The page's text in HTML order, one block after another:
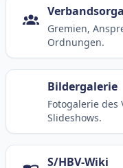
Gremien,
Ordnungen.
Bildergalerie
Fotogalerie
Slideshows.
S/HBV-Wiki